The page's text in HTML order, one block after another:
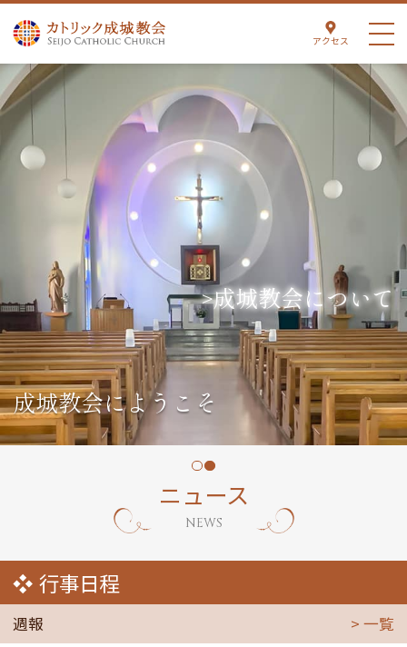
アクセス
成城教会にようこそ
成城教会について
ニュース
NEWS
行事日程
週報
一覧